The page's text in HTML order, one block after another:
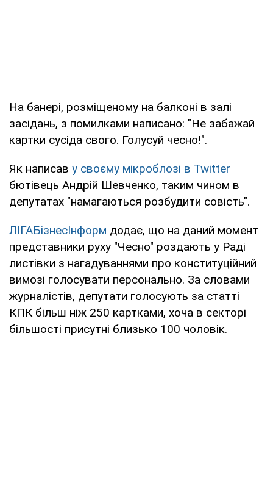
На банері, розміщеному на балконі в залі
засідань, з помилками написано: "Не забажай
картки сусiда свого. Голусуй чесно!".
Як написав у своєму мікроблозі в Twitter
бютівець Андрій Шевченко, таким чином в
депутатах "намагаються розбудити совість".
ЛІГАБізнесІнформ додає, що на даний момент
представники руху "Чесно" роздають у Раді
листівки з нагадуваннями про конституційний
вимозі голосувати персонально. За словами
журналістів, депутати голосують за статті
КПК більш ніж 250 картками, хоча в секторі
більшості присутні близько 100 чоловік.